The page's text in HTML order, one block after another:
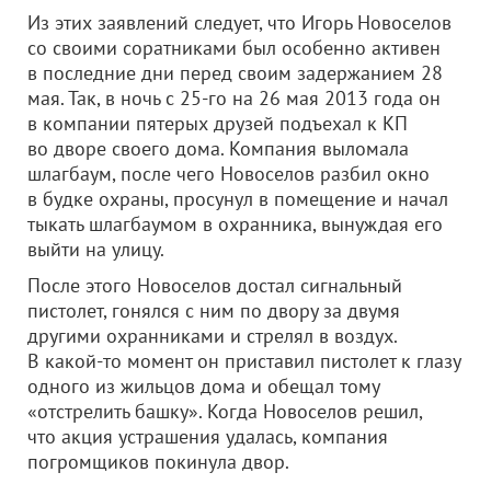
Из этих заявлений следует, что Игорь Новоселов
со своими соратниками был особенно активен
в последние дни перед своим задержанием 28
мая. Так, в ночь с 25-го на 26 мая 2013 года он
в компании пятерых друзей подъехал к КП
во дворе своего дома. Компания выломала
шлагбаум, после чего Новоселов разбил окно
в будке охраны, просунул в помещение и начал
тыкать шлагбаумом в охранника, вынуждая его
выйти на улицу.
После этого Новоселов достал сигнальный
пистолет, гонялся с ним по двору за двумя
другими охранниками и стрелял в воздух.
В какой-то момент он приставил пистолет к глазу
одного из жильцов дома и обещал тому
«отстрелить башку». Когда Новоселов решил,
что акция устрашения удалась, компания
погромщиков покинула двор.